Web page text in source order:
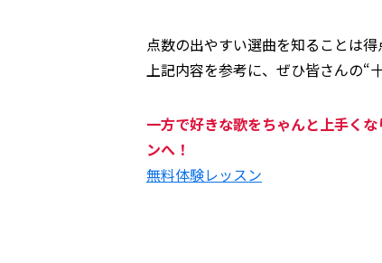
点数の出やすい選曲を知ることは
上記内容を参考に、ぜひ皆さんの“
一方で好きな歌をちゃんと上手く
ンへ！
無料体験レッスン